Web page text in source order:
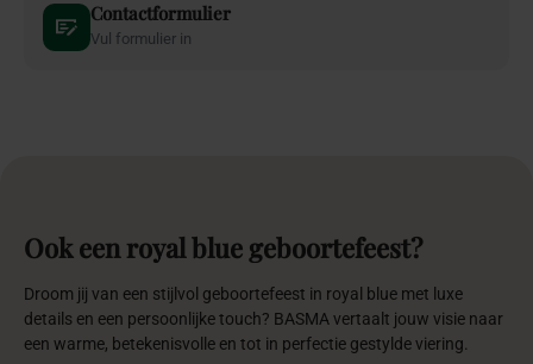
Contactformulier
Vul formulier in
Ook een royal blue geboortefeest?
Droom jij van een stijlvol geboortefeest in royal blue met luxe
details en een persoonlijke touch? BASMA vertaalt jouw visie naar
een warme, betekenisvolle en tot in perfectie gestylde viering.